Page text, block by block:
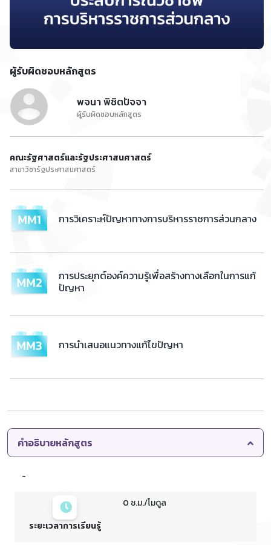
คำอธิบายหลักสูตร
-
ระยะเวลาการเรียนรู้
0 ช.ม./โมดูล
ผู้รับผิดชอบหลักสูตร
พจนา พิชิตปัจจา
ผู้รับผิดชอบหลักสูตร
คณะรัฐศาสตร์และรัฐประศาสนศาสตร์
สาขาวิชารัฐประศาสนศาสตร์
การวิเคราะห์ปัญหาทางการบริหารราชการส่วนกลาง
การประยุกต์องค์ความรู้เพื่อสร้างทางเลือกในการแก้
ปัญหา
การนำเสนอแนวทางแก้ไขปัญหา